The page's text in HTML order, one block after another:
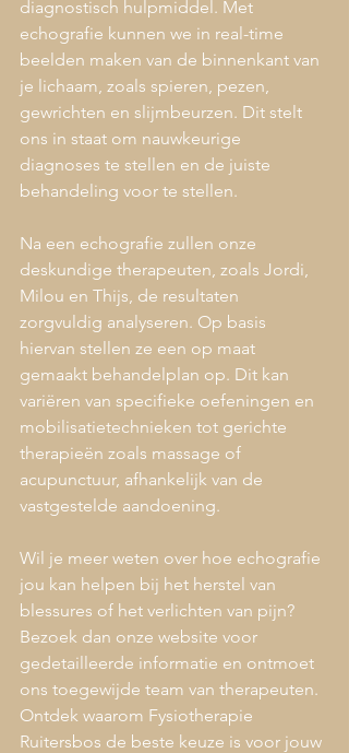
diagnostisch hulpmiddel. Met
echografie kunnen we in real-time
beelden maken van de binnenkant van
je lichaam, zoals spieren, pezen,
gewrichten en slijmbeurzen. Dit stelt
ons in staat om nauwkeurige
diagnoses te stellen en de juiste
behandeling voor te stellen.
Na een echografie zullen onze
deskundige therapeuten, zoals Jordi,
Milou en Thijs, de resultaten
zorgvuldig analyseren. Op basis
hiervan stellen ze een op maat
gemaakt behandelplan op. Dit kan
variëren van specifieke oefeningen en
mobilisatietechnieken tot gerichte
therapieën zoals massage of
acupunctuur, afhankelijk van de
vastgestelde aandoening.
Wil je meer weten over hoe echografie
jou kan helpen bij het herstel van
blessures of het verlichten van pijn?
Bezoek dan onze website voor
gedetailleerde informatie en ontmoet
ons toegewijde team van therapeuten.
Ontdek waarom Fysiotherapie
Ruitersbos de beste keuze is voor jouw